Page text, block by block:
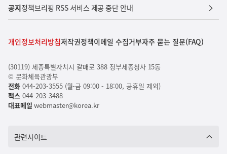
공지정책브리핑 RSS 서비스 제공 중단 안내
개인정보처리방침저작권정책이메일 수집거부자주 묻는 질문(FAQ)
(30119) 세종특별자치시 갈매로 388 정부세종청사 15동
© 문화체육관광부
전화044-203-3555 (월-금 09:00 - 18:00, 공휴일 제외)
팩스044-203-3488
대표메일 webmaster@korea.kr
관련사이트